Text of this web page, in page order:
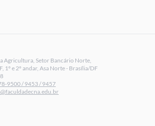
Agricultura, Setor Bancário Norte,
1º e 2º andar, Asa Norte - Brasília/DF
9500 / 9453 / 9457